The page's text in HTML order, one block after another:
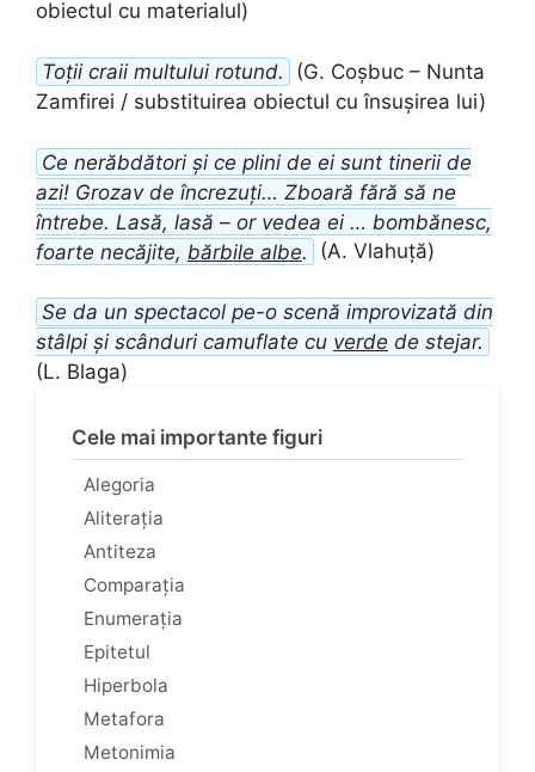
obiectul cu materialul)
Toții craii multului rotund.
(G. Coșbuc – Nunta
Zamfirei / substituirea obiectul cu însușirea lui)
Ce nerăbdători și ce plini de ei sunt tinerii de
azi! Grozav de încrezuți… Zboară fără să ne
întrebe. Lasă, lasă – or vedea ei … bombănesc,
foarte necăjite, bărbile albe. (A. Vlahuță)
Se da un spectacol pe-o scenă improvizată din
stâlpi și scânduri camuflate cu verde de stejar.
(L. Blaga)
Cele mai importante figuri
Alegoria
Aliterația
Antiteza
Comparația
Enumerația
Epitetul
Hiperbola
Metafora
Metonimia